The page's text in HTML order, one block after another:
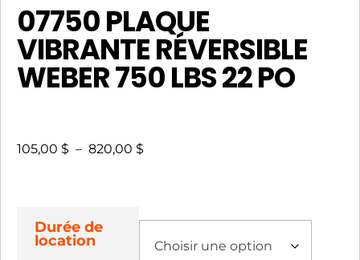
07750 PLAQUE
VIBRANTE RÉVERSIBLE
WEBER 750 LBS 22 PO
105,00 $ – 820,00 $
Durée de
location